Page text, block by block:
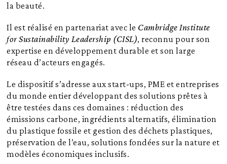
la beauté.
Il est réalisé en partenariat avec le Cambridge Institute
for Sustainability Leadership (CISL), reconnu pour son
expertise en développement durable et son large
réseau d’acteurs engagés.
Le dispositifs’adresse aux start-ups, PME et entreprises
du monde entier développant des solutions prêtes à
être testées dans ces domaines : réduction des
émissions carbone, ingrédients alternatifs, élimination
du plastique fossile et gestion des déchets plastiques,
préservation de l’eau, solutions fondées sur la nature et
modèles économiques inclusifs.